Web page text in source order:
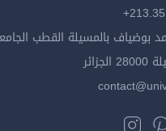
بوضياف بالمسيلة القطب